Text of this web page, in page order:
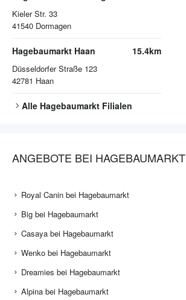
Kieler Str. 33
41540 Dormagen
Hagebaumarkt Haan
Düsseldorfer Straße 123
42781 Haan
15.4km
Alle Hagebaumarkt Filialen
ANGEBOTE BEI HAGEBAUMARKT
Royal Canin bei Hagebaumarkt
Big bei Hagebaumarkt
Casaya bei Hagebaumarkt
Wenko bei Hagebaumarkt
Dreamies bei Hagebaumarkt
Alpina bei Hagebaumarkt